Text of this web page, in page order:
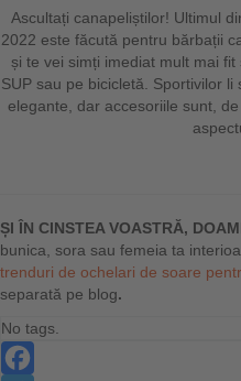
Ascultați canapeliștilor! Ultimul
2022 este făcută pentru bărbații
și te vei simți imediat mult mai
SUP sau pe bicicletă. Sportivilor
elegante, dar accesoriile sunt,
ȘI ÎN CINSTEA VOASTRĂ,
bunica, sora sau femeia ta
trenduri de ochelari de soare
separată pe blog.
No tags.